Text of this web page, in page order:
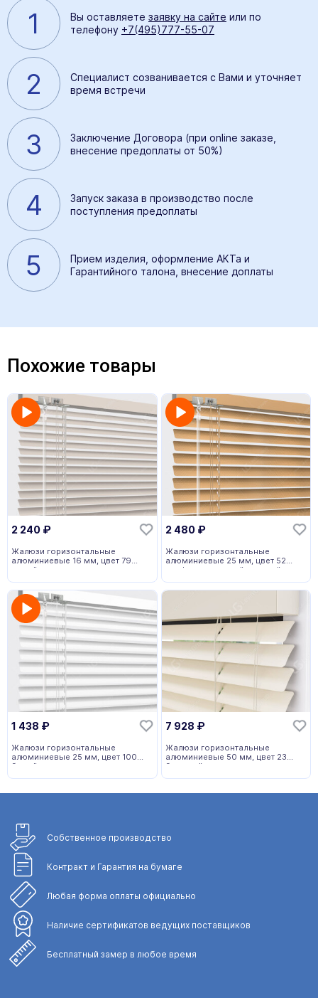
1 Вы оставляете заявку на сайте или по
телефону +7(495)777-55-07
2
Специалист созванивается с Вами и уточняет
время встречи
3
Заключение Договора (при online заказе,
внесение предоплаты от 50%)
4
Запуск заказа в производство после
поступления предоплаты
5
Прием изделия, оформление АКТа и
Гарантийного талона, внесение доплаты
Похожие товары
2 240 ₽
Жалюзи горизонтальные
алюминиевые 16 мм, цвет 79
серый
2 480 ₽
Жалюзи горизонтальные
алюминиевые 25 мм, цвет 52
перфорированный золотой
1 438 ₽
Жалюзи горизонтальные
алюминиевые 25 мм, цвет 100
белый
7 928 ₽
Жалюзи горизонтальные
алюминиевые 50 мм, цвет 23
бежевый
Собственное производство
Контракт и Гарантия на бумаге
Любая форма оплаты официально
Наличие сертификатов ведущих поставщиков
Бесплатный замер в любое время